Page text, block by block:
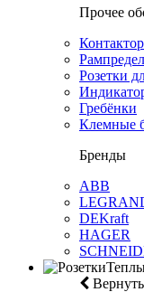
Прочее
Розетки
Гребёнки
Клемные
Бренды
ABB
DEKraft
HAGER